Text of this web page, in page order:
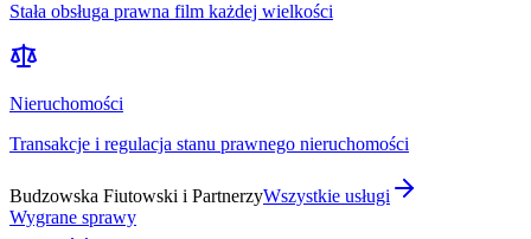
Stała obsługa prawna film każdej wielkości
Nieruchomości
Transakcje i regulacja stanu prawnego nieruchomości
Budzowska Fiutowski i PartnerzyWszystkie usługi
Wygrane sprawy